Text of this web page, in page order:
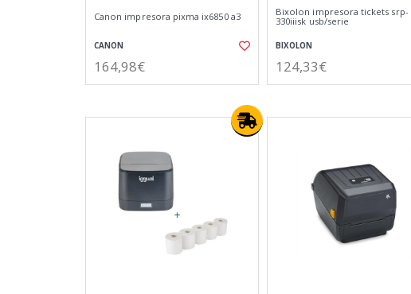
Canon impresora pixma ix6850 a3
CANON
164,98€
Bixolon impresora tickets srp-
330iiisk usb/serie
BIXOLON
124,33€